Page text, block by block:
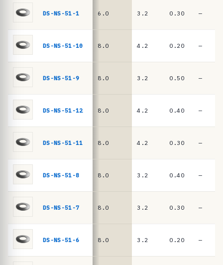
e
e
n
i
m
e
muelles
platillo
2093
DIN
16983
DS-NS-51-1 6.0 3.2 0.30 —
DS-NS-51-10 8.0 4.2 0.20 —
DS-NS-51-9 8.0 3.2 0.50 —
DS-NS-51-12 8.0 4.2 0.40 —
DS-NS-51-11 8.0 4.2 0.30 —
DS-NS-51-8 8.0 3.2 0.40 —
DS-NS-51-7 8.0 3.2 0.30 —
DS-NS-51-6 8.0 3.2 0.20 —